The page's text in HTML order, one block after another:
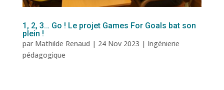
1, 2, 3… Go ! Le projet Games For Goals bat son
plein !
par Mathilde Renaud | 24 Nov 2023 | Ingénierie
pédagogique